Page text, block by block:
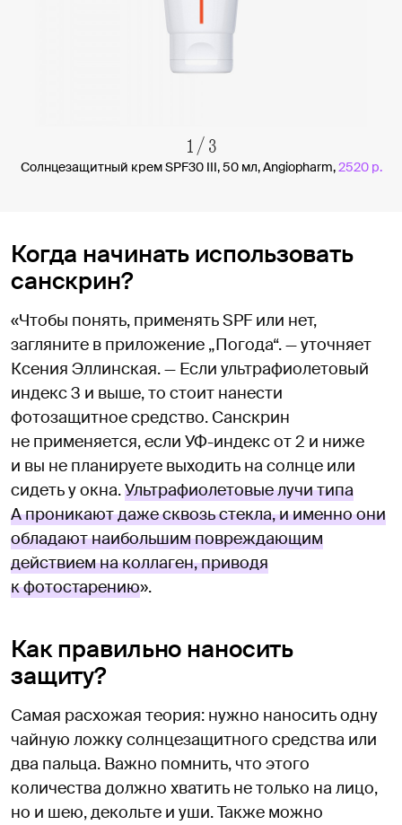
1/3
Солнцезащитный крем SPF30 III, 50 мл, Angiopharm,2520 р.
Когда начинать использовать
санскрин?
«Чтобы понять, применять SPF или нет,
загляните в приложение „Погода“. — уточняет
Ксения Эллинская. — Если ультрафиолетовый
индекс 3 и выше, то стоит нанести
фотозащитное средство. Санскрин
не применяется, если УФ-индекс от 2 и ниже
и вы не планируете выходить на солнце или
сидеть у окна.Ультрафиолетовые лучи типа
А проникают даже сквозь стекла, и именно они
обладают наибольшим повреждающим
действием на коллаген, приводя
к фотостарению».
Как правильно наносить
защиту?
Самая расхожая теория: нужно наносить одну
чайную ложку солнцезащитного средства или
два пальца. Важно помнить, что этого
количества должно хватить не только на лицо,
но и шею, декольте и уши. Также можно